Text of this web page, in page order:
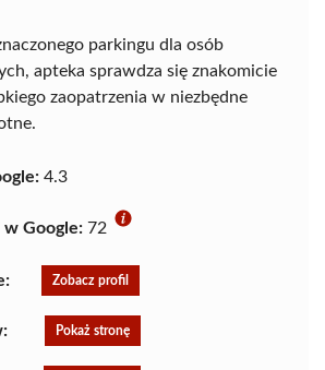
parkingu dla osób
apteka sprawdza się znakomicie
zaopatrzenia w niezbędne
4.3
w Google: 72
Zobacz profil
Pokaż stronę